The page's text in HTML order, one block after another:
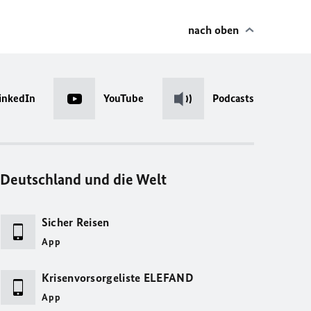
nach oben
YouTube Podcasts
Deutschland und die Welt
Sicher Reisen
App
Krisenvorsorgeliste ELEFAND
App